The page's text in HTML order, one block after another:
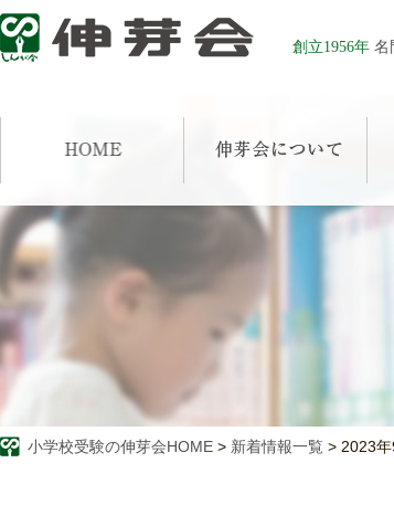
創立1956年 名
小学校受験の伸芽会HOME > 新着情報一覧 > 2023